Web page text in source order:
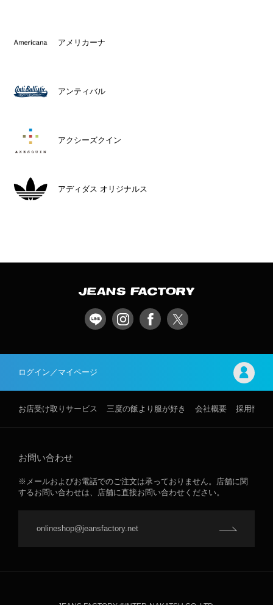
アメリカーナ
アンティバル
アクシーズクイン
アディダス オリジナルス
ログイン／マイページ
お店受け取りサービス 三度の飯より服が好き 会社概要 採用情報
お問い合わせ
※メールおよびお電話でのご注文は承っておりません。店舗に関
するお問い合わせは、店舗に直接お問い合わせください。
onlineshop@jeansfactory.net